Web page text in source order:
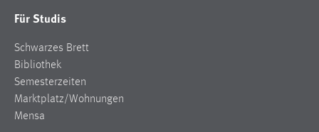
Für Studis
Schwarzes Brett
Bibliothek
Semesterzeiten
Marktplatz/Wohnungen
Mensa